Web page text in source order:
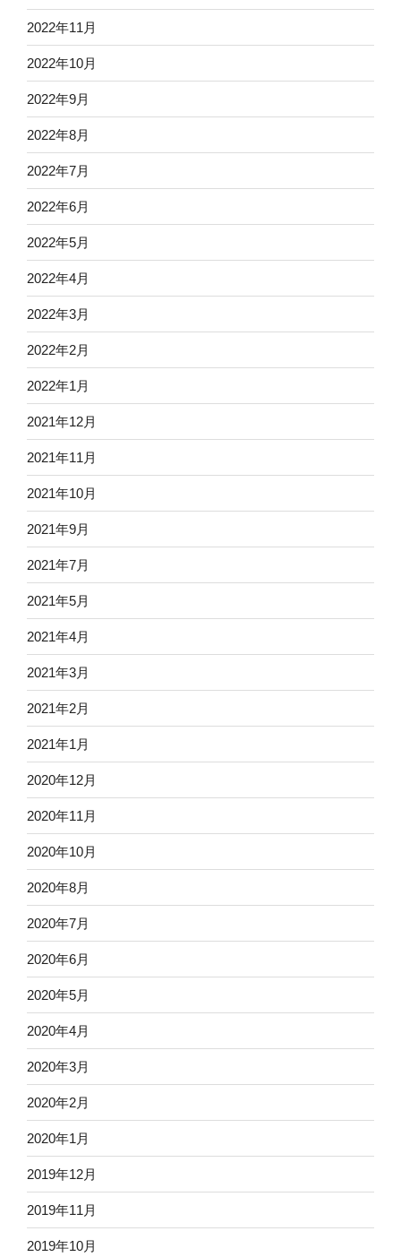
2022年11月
2022年10月
2022年9月
2022年8月
2022年7月
2022年6月
2022年5月
2022年4月
2022年3月
2022年2月
2022年1月
2021年12月
2021年11月
2021年10月
2021年9月
2021年7月
2021年5月
2021年4月
2021年3月
2021年2月
2021年1月
2020年12月
2020年11月
2020年10月
2020年8月
2020年7月
2020年6月
2020年5月
2020年4月
2020年3月
2020年2月
2020年1月
2019年12月
2019年11月
2019年10月